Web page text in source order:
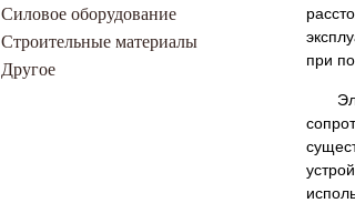
Силовое оборудование
Строительные материалы
Другое
при